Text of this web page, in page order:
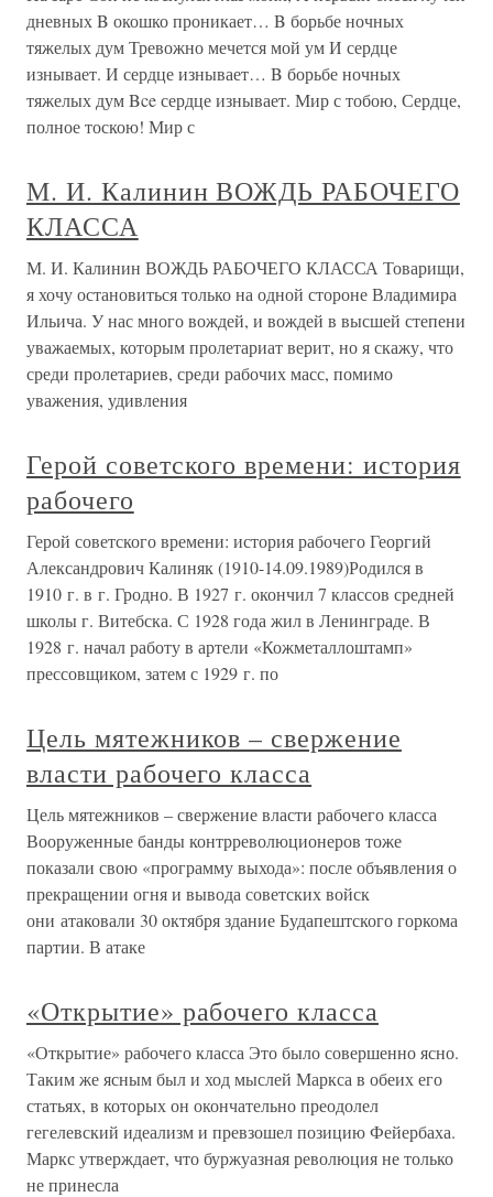
дневных B окошко проникает… B борьбе ночных
тяжелых дум Тревожно мечется мой ум И сердце
изнывает. И сердце изнывает… B борьбе ночных
тяжелых дум Bce сердце изнывает. Мир с тобою, Сердце,
полное тоскою! Мир с
М. И. Калинин ВОЖДЬ РАБОЧЕГО
КЛАССА
М. И. Калинин ВОЖДЬ РАБОЧЕГО КЛАССА Товарищи,
я хочу остановиться только на одной стороне Владимира
Ильича. У нас много вождей, и вождей в высшей степени
уважаемых, которым пролетариат верит, но я скажу, что
среди пролетариев, среди рабочих масс, помимо
уважения, удивления
Герой советского времени: история
рабочего
Герой советского времени: история рабочего Георгий
Александрович Калиняк (1910-14.09.1989)Родился в
1910 г. в г. Гродно. В 1927 г. окончил 7 классов средней
школы г. Витебска. С 1928 года жил в Ленинграде. В
1928 г. начал работу в артели «Кожметаллоштамп»
прессовщиком, затем с 1929 г. по
Цель мятежников – свержение
власти рабочего класса
Цель мятежников – свержение власти рабочего класса
Вооруженные банды контрреволюционеров тоже
показали свою «программу выхода»: после объявления о
прекращении огня и вывода советских войск
они атаковали 30 октября здание Будапештского горкома
партии. В атаке
«Открытие» рабочего класса
«Открытие» рабочего класса Это было совершенно ясно.
Таким же ясным был и ход мыслей Маркса в обеих его
статьях, в которых он окончательно преодолел
гегелевский идеализм и превзошел позицию Фейербаха.
Маркс утверждает, что буржуазная революция не только
не принесла